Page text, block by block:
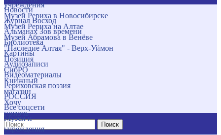
учреждения
Музей Рериха в Новосибирске
Музей Рериха на Алтае
Музей Абрамова в Венёве
"Наследие Алтая" - Верх-Уймон
Позиция
СибРО
Книжный
магазин
Хочу
помочь
Поиск
Новости
Журнал Восход
Альманах Зов времени
Библиотека
Картины
Аудиозаписи
Видеоматериалы
Рериховская поэзия
РОССИЯ
Все соцсети
Музеи и
учреждения